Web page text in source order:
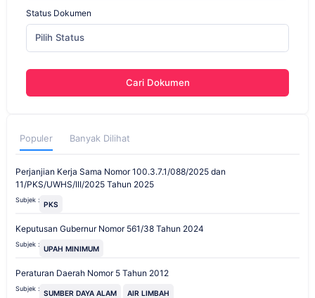
Status Dokumen
Pilih Status
Cari Dokumen
Populer Banyak Dilihat
Perjanjian Kerja Sama Nomor 100.3.7.1/088/2025 dan
11/PKS/UWHS/III/2025 Tahun 2025
Subjek : PKS
Keputusan Gubernur Nomor 561/38 Tahun 2024
Subjek : UPAH MINIMUM
Peraturan Daerah Nomor 5 Tahun 2012
Subjek : SUMBER DAYA ALAM AIR LIMBAH